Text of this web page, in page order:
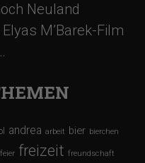
Neuland
M’Barek-Film
andrea arbeit bier bierchen
feier freizeit freundschaft